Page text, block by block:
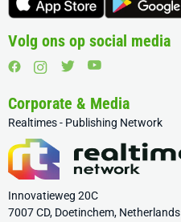
Volg ons op social media
Corporate & Media
Realtimes - Publishing Network
Innovatieweg 20C
7007 CD, Doetinchem, Netherlands